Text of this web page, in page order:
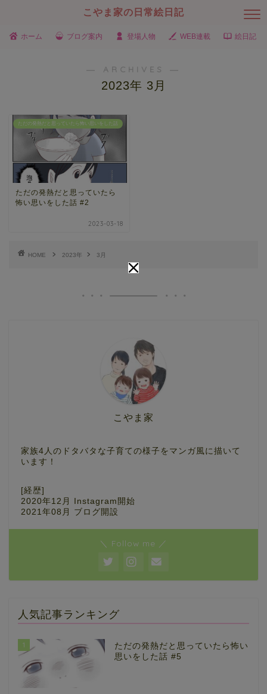
こやま家の日常絵日記
ホーム ブログ案内 登場人物 WEB連載 絵日記
― ARCHIVES ―
2023年 3月
ただの発熱だと思っていたら怖い思いをした話
ただの発熱だと思っていたら
怖い思いをした話 #2
2023-03-18
HOME 2023年 3月
こやま家
家族4人のドタバタな子育ての様子をマンガ風に描いて
います！
[経歴]
2020年12月 Instagram開始
2021年08月 ブログ開設
＼ Follow me ／
人気記事ランキング
1
ただの発熱だと思っていたら怖い
思いをした話 #5